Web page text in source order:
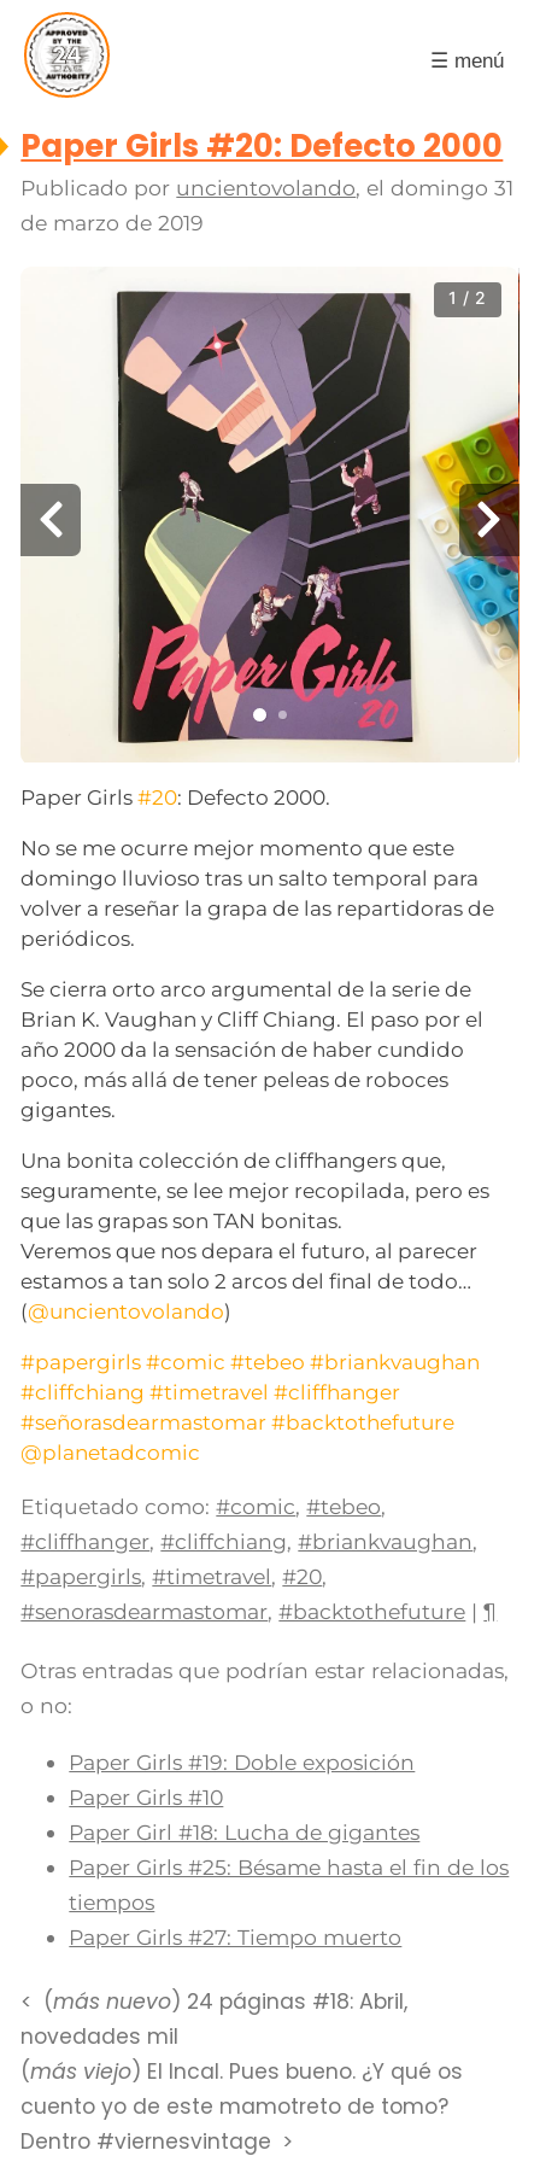
☰ menú
Paper Girls #20: Defecto 2000
Publicado por uncientovolando, eldomingo 31
de marzo de 2019
1 / 2
Paper Girls#20: Defecto 2000.
No se me ocurre mejor momento que este
domingo lluvioso tras un salto temporal para
volver a reseñar la grapa de las repartidoras de
periódicos.
Se cierra orto arco argumental de la serie de
Brian K. Vaughan y Cliff Chiang. El paso por el
año 2000 da la sensación de haber cundido
poco, más allá de tener peleas de roboces
gigantes.
Una bonita colección de cliffhangers que,
seguramente, se lee mejor recopilada, pero es
que las grapas son TAN bonitas.
Veremos que nos depara el futuro, al parecer
estamos a tan solo 2 arcos del final de todo…
(@uncientovolando)
#papergirls #comic #tebeo #briankvaughan
#cliffchiang #timetravel #cliffhanger
#señorasdearmastomar #backtothefuture
@planetadcomic
Etiquetado como: #comic,#tebeo,
#cliffhanger,#cliffchiang,#briankvaughan,
#papergirls,#timetravel,#20,
#senorasdearmastomar,#backtothefuture |¶
Otras entradas que podrían estar relacionadas,
o no:
Paper Girls #19: Doble exposición
Paper Girls #10
Paper Girl #18: Lucha de gigantes
Paper Girls #25: Bésame hasta el fin de los
tiempos
Paper Girls #27: Tiempo muerto
(más nuevo) 24 páginas #18: Abril,
novedades mil
(más viejo) El Incal. Pues bueno. ¿Y qué os
cuento yo de este mamotreto de tomo?
Dentro #viernesvintage